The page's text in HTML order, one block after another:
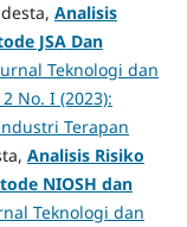
Analisis
JSA Dan
Teknologi dan
No. I (2023):
Terapan
Analisis Risiko
NIOSH dan
Teknologi dan